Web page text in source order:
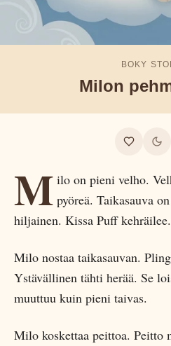
BOKY
Milon
M ilo on pieni velho.
pyöreä. Taikasauva
hiljainen. Kissa Puff kehräilee.
Milo nostaa taikasauvan.
Ystävällinen tähti herää. Se
muuttuu kuin pieni taivas.
Milo koskettaa peittoa. Peitto